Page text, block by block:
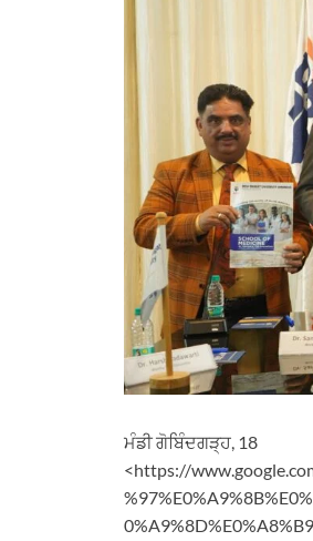
ਮੰਡੀ ਗੋਬਿੰਦਗੜ੍ਹ, 18
<https://